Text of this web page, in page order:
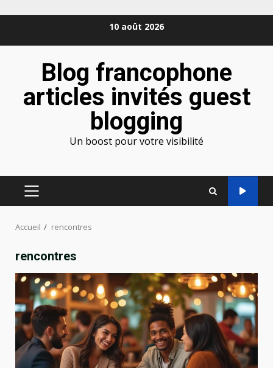
10 août 2026
Blog francophone
articles invités guest
blogging
Un boost pour votre visibilité
MENU
Accueil rencontres
rencontres